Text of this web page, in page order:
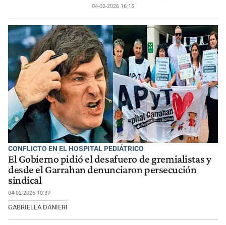
04-02-2026 16:15
CONFLICTO EN EL HOSPITAL PEDIÁTRICO
El Gobierno pidió el desafuero de gremialistas y
desde el Garrahan denunciaron persecución
sindical
04-02-2026 10:37
GABRIELLA DANIERI